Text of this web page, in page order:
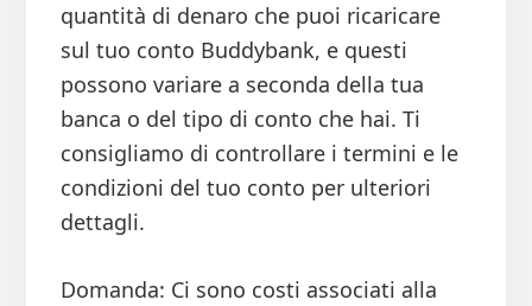
quantità di denaro che puoi ricaricare
sul tuo conto Buddybank, e questi
possono variare a seconda della tua
banca o del tipo di conto che hai. Ti
consigliamo di controllare i termini e le
condizioni del tuo conto per ulteriori
dettagli.
Domanda: Ci sono costi associati alla